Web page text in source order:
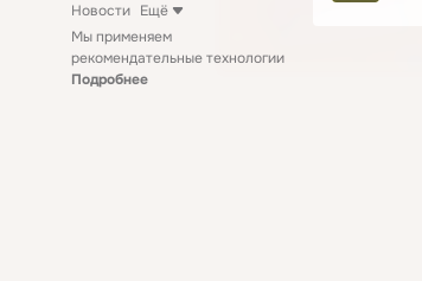
Новости Ещё
Мы применяем
рекомендательные технологии
Подробнее